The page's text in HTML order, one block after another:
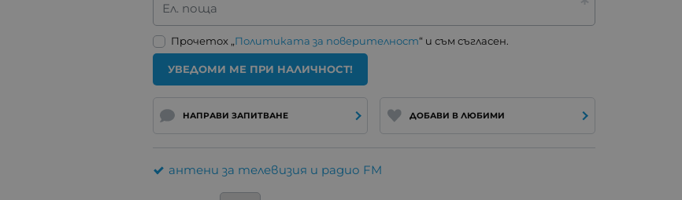
Ел. поща
Прочетох „Политиката за поверителност“ и съм съгласен.
УВЕДОМИ МЕ ПРИ НАЛИЧНОСТ!
НАПРАВИ ЗАПИТВАНЕ ДОБАВИ В ЛЮБИМИ
антени за телевизия и радио FM